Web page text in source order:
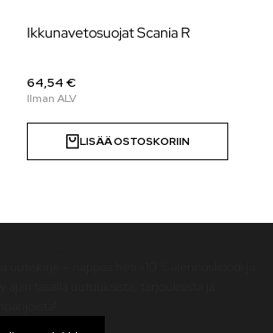
Ikkunavetosuojat Scania R
64,54 €
LISÄÄ OSTOSKORIIN